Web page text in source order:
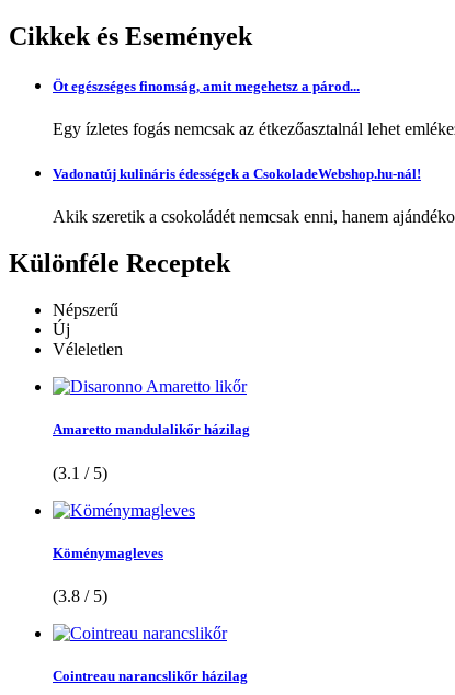
Cikkek és Események
Öt egészséges finomság, amit megehetsz a párod...
Egy ízletes fogás nemcsak az étkezőasztalnál lehet
Vadonatúj kulináris édességek a CsokoladeWebshop.hu-nál!
Akik szeretik a csokoládét nemcsak enni, hanem
Különféle Receptek
Népszerű
Új
Véleletlen
Amaretto mandulalikőr házilag
(3.1 / 5)
Köménymagleves
(3.8 / 5)
Cointreau narancslikőr házilag